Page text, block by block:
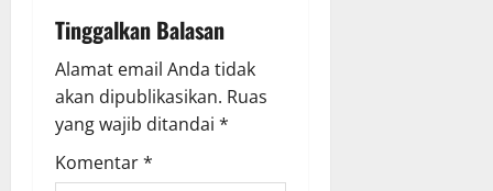
g
a
t
i
Tinggalkan Balasan
Alamat email Anda tidak
akan dipublikasikan. Ruas
yang wajib ditandai *
Komentar*